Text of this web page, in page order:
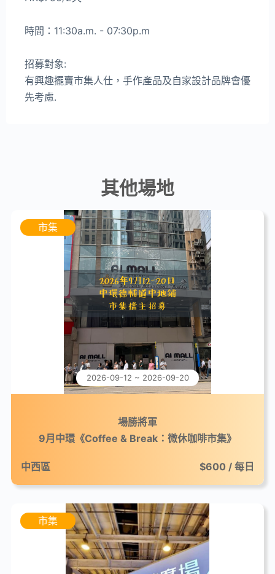
時間：11:30a.m. - 07:30p.m
招募對象:
有興趣擺賣市集人仕，手作產品及自家設計品牌會優
先考慮.
其他場地
市集
2026-09-12 ~ 2026-09-20
場勝將軍
9月中環《Coffee & Break：微休咖啡市集》
中西區 $600 / 每日
市集